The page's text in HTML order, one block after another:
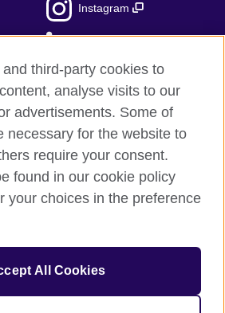
Instagram
používání stránek
third-party cookies to
analyse visits to our
advertisements. Some of
necessary for the website to
require your consent.
found in our cookie policy
your choices in the preference
All Cookies